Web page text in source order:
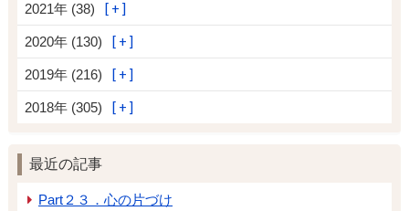
2021年 (38)
2020年 (130)
2019年 (216)
2018年 (305)
最近の記事
Part２３．心の片づけ